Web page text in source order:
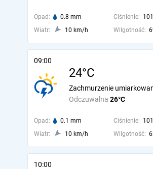
Opad: 0.8 mm Ciśnienie:
Wiatr:
10 km/h Wilgotność:
09:00
24°C
Odczuwalna 26°C
Zachmurzenie
Opad: 0.1 mm Ciśnienie:
Wiatr:
10 km/h Wilgotność:
10:00